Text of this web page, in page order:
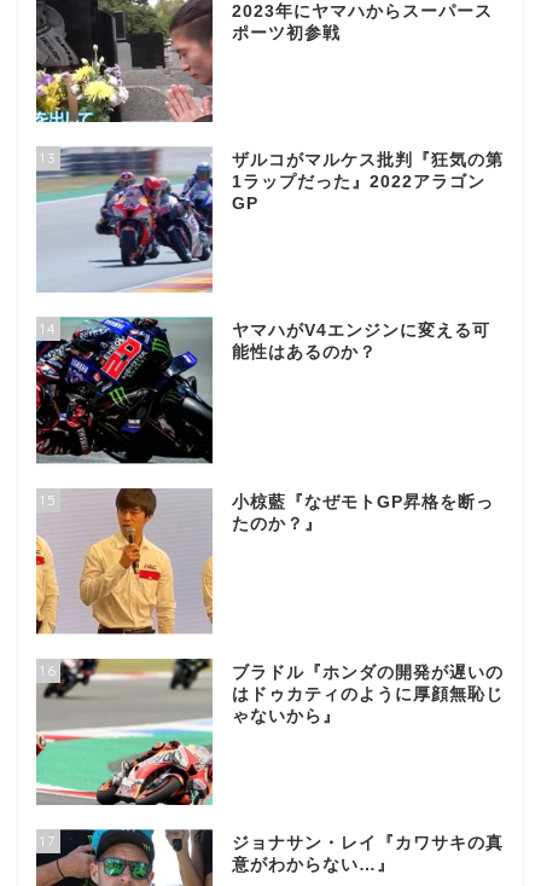
2023年にヤマハからスーパース
ポーツ初参戦
13
ザルコがマルケス批判『狂気の第
1ラップだった』2022アラゴン
GP
14
ヤマハがV4エンジンに変える可
能性はあるのか？
15
小椋藍『なぜモトGP昇格を断っ
たのか？』
16
ブラドル『ホンダの開発が遅いの
はドゥカティのように厚顔無恥じ
ゃないから』
17
ジョナサン・レイ『カワサキの真
意がわからない…』